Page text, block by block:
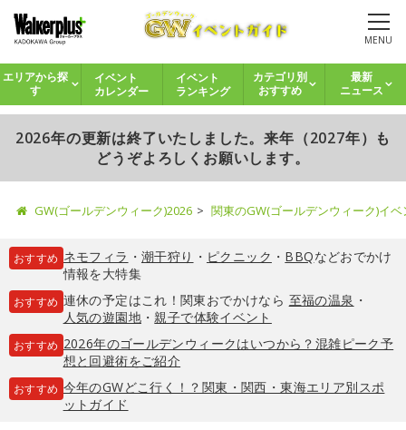
MENU
エリアから探
す
イベント
カレンダー
イベント
ランキング
カテゴリ別
おすすめ
最新
ニュース
2026年の更新は終了いたしました。来年（2027年）も
どうぞよろしくお願いします。
GW(ゴールデンウィーク)2026 関東のGW(ゴールデンウィーク)イ
おすすめ ネモフィラ ・ 潮干狩り ・ ピクニック ・ BBQなどおでかけ
情報を大特集
おすすめ 連休の予定はこれ！関東おでかけなら 至福の温泉 ・
人気の遊園地・親子で体験イベント
おすすめ 2026年のゴールデンウィークはいつから？混雑ピーク予
想と回避術をご紹介
おすすめ 今年のGWどこ行く！？関東・関西・東海エリア別スポ
ットガイド